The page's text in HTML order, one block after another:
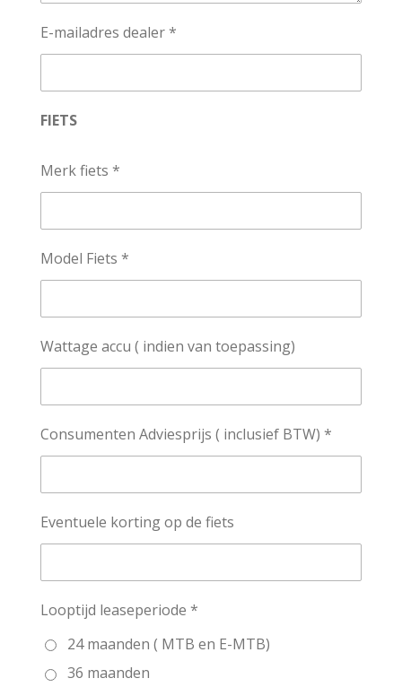
E-mailadres dealer *
FIETS
Merk fiets *
Model Fiets *
Wattage accu ( indien van toepassing)
Consumenten Adviesprijs ( inclusief BTW) *
Eventuele korting op de fiets
Looptijd leaseperiode *
24 maanden ( MTB en E-MTB)
36 maanden